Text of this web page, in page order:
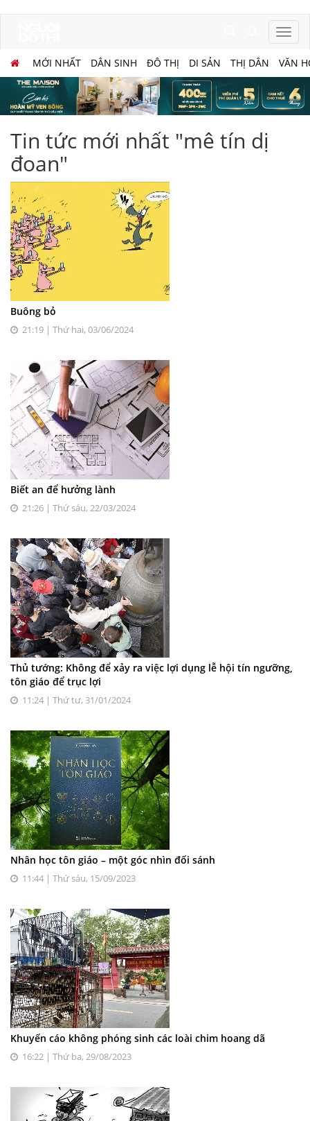
MỚI NHẤT DÂN SINH ĐÔ THỊ DI SẢN THỊ DÂN VĂN
Tin tức mới nhất "mê tín dị
đoan"
Buông bỏ
21:19 | Thứ hai, 03/06/2024
Biết an để hưởng lành
21:26 | Thứ sáu, 22/03/2024
Thủ tướng: Không để xảy ra việc lợi dụng lễ hội tín ngưỡng,
tôn giáo để trục lợi
11:24 | Thứ tư, 31/01/2024
Nhân học tôn giáo – một góc nhìn đối sánh
11:44 | Thứ sáu, 15/09/2023
Khuyến cáo không phóng sinh các loài chim hoang dã
16:22 | Thứ ba, 29/08/2023